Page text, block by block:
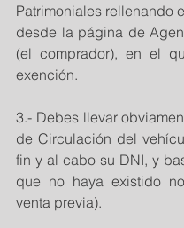
Patrimoniales rellenando
desde la página de
(el comprador), en el
exención.
3.- Debes llevar
de Circulación del
fin y al cabo su DNI, y
que no haya existido
venta previa).